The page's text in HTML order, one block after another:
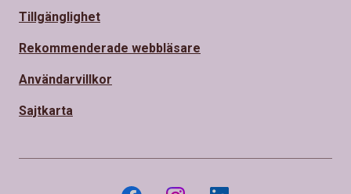
Tillgänglighet
Rekommenderade webbläsare
Användarvillkor
Sajtkarta